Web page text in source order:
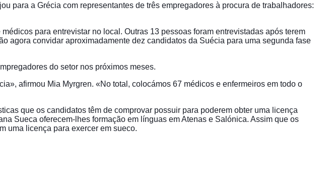
para a Grécia com representantes de três empregadores à procura de trabalhadores:
para entrevistar no local. Outras 13 pessoas foram entrevistadas após terem
agora convidar aproximadamente dez candidatos da Suécia para uma segunda fase
do setor nos próximos meses.
afirmou Mia Myrgren. «No total, colocámos 67 médicos e enfermeiros em todo o
que os candidatos têm de comprovar possuir para poderem obter uma licença
Sueca oferecem-lhes formação em línguas em Atenas e Salónica. Assim que os
uma licença para exercer em sueco.